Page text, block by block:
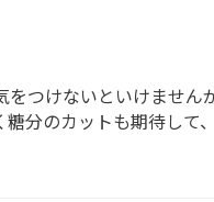
つけないといけませ
分のカットも期待して